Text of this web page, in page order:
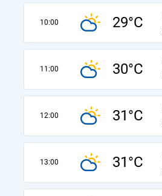
10:00 29°C
11:00 30°C
12:00 31°C
13:00 31°C